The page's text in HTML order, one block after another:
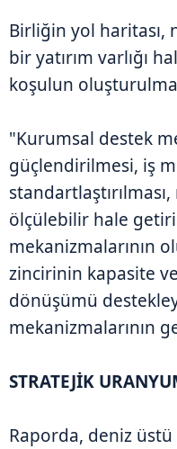
Birliğin yol haritası,
bir yatırım varlığı
koşulun
"Kurumsal destek
güçlendirilmesi, iş
ölçülebilir hale
mekanizmalarının
zincirinin kapasite
dönüşümü
mekanizmalarının
STRATEJİK
Raporda, deniz